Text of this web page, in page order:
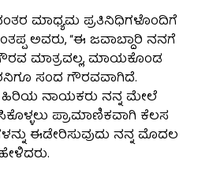
ಮಾಧ್ಯಮ ಪ್ರತಿನಿಧಿಗಳೊಂದಿಗೆ
ಅವರು, “ಈ ಜವಾಬ್ದಾರಿ ನನಗೆ
ಮಾತ್ರವಲ್ಲ, ಮಾಯಕೊಂಡ
ಸಂದ ಗೌರವವಾಗಿದೆ.
ಹಿರಿಯ ನಾಯಕರು ನನ್ನ ಮೇಲೆ
ಪ್ರಾಮಾಣಿಕವಾಗಿ ಕೆಲಸ
ಈಡೇರಿಸುವುದು ನನ್ನ ಮೊದಲ